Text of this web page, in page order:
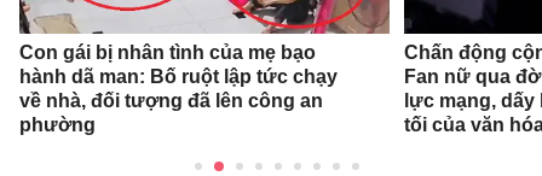
Con gái bị nhân tình của mẹ bạo
hành dã man: Bố ruột lập tức chạy
về nhà, đối tượng đã lên công an
phường
Chấn động
Fan nữ qua
lực mạng,
tối của văn